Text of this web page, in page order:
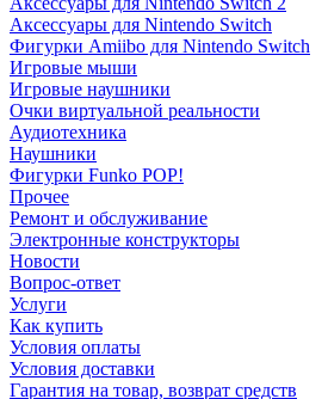
Аксессуары для Nintendo Switch
Фигурки Amiibo для Nintendo Switch
Игровые мыши
Игровые наушники
Очки виртуальной реальности
Аудиотехника
Наушники
Фигурки Funko POP!
Прочее
Ремонт и обслуживание
Электронные конструкторы
Новости
Вопрос-ответ
Услуги
Как купить
Условия оплаты
Условия доставки
Гарантия на товар, возврат средств